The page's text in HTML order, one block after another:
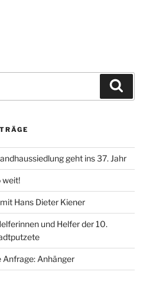
geht ins 37. Jahr
weit!
Hans Dieter Kiener
und Helfer der 10.
Anhänger